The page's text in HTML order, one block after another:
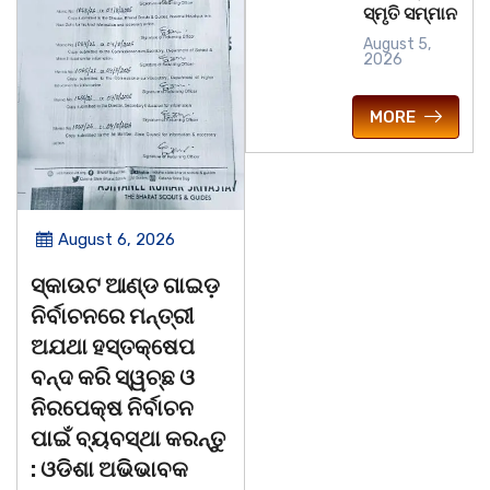
6, 2026
ଆଣ୍ଡ ଗାଇଡ଼
ମନ୍ତ୍ରୀ
ହସ୍ତକ୍ଷେପ
କରି ସ୍ୱଚ୍ଛ ଓ
ନିର୍ବାଚନ
କରନ୍ତୁ
ଅଭିଭାବକ
ଅବସରପ୍ରାପ୍ତ
ଭଦ୍ରକ ବ୍ଲକ ଜଗଦଳପୁର
ସ୍ମୃତି ସମ୍ମାନ
August 5,
2026
MORE